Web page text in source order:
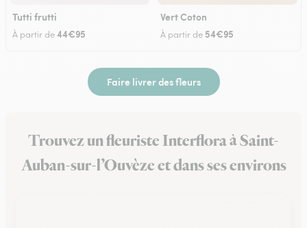
Tutti frutti
À partir de44€95
Vert Coton
À partir de 54€95
Faire livrer des fleurs
Trouvez un fleuriste Interflora à Saint-
Auban-sur-l’Ouvèze et dans ses environs